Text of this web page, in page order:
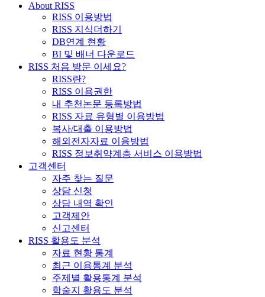
About RISS
RISS 이용방법
RISS 지식더하기
DB연계 현황
BI 및 배너 다운로드
RISS 처음 방문 이세요?
RISS란?
RISS 이용권한
내 추천논문 등록방법
RISS 자료 유형별 이용방법
복사/대출 이용방법
해외전자자료 이용방법
RISS 정보취약계층 서비스 이용방법
고객센터
자주 찾는 질문
상담 신청
상담 내역 확인
고객제안
신고센터
RISS 활용도 분석
자료 현황 통계
최근 이용통계 분석
주제별 활용통계 분석
학술지 활용도 분석